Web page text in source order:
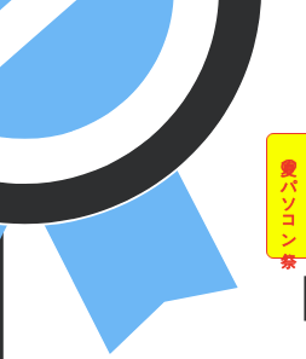
夏のパソコン祭